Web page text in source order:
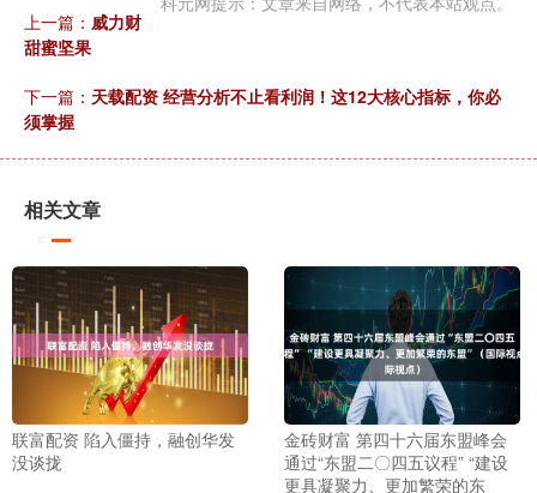
上一篇： 威力财
甜蜜坚果
下一篇： 天载配资 经营分析不止看利润！这12大核心指标，你必
须掌握
相关文章
联富配资 陷入僵持，融创华发
没谈拢
金砖财富 第四十六届东盟峰会
通过“东盟二〇四五议程” “建设
更具凝聚力、更加繁荣的东